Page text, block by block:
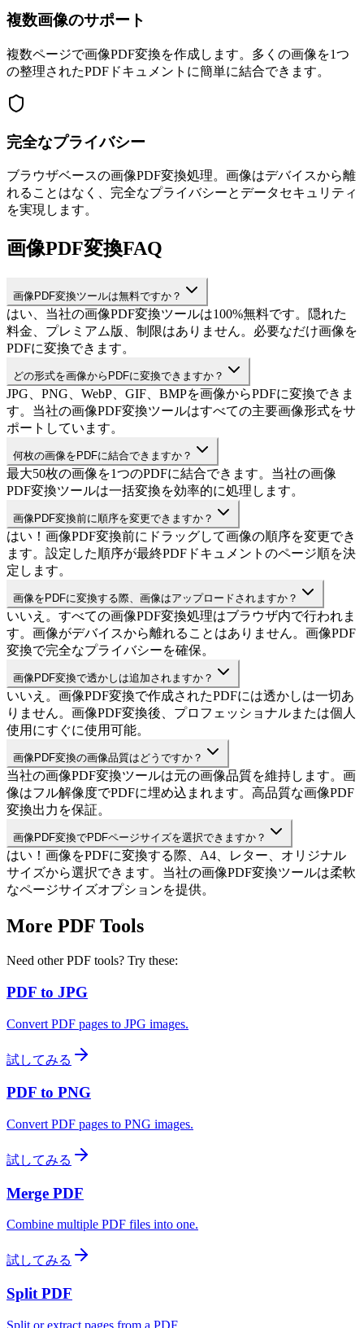
複数画像のサポート
複数ページで画像PDF変換を作成します。多くの画像を1つ
の整理されたPDFドキュメントに簡単に結合できます。
完全なプライバシー
ブラウザベースの画像PDF変換処理。画像はデバイスから離
れることはなく、完全なプライバシーとデータセキュリティ
を実現します。
画像PDF変換FAQ
画像PDF変換ツールは無料ですか？
はい、当社の画像PDF変換ツールは100%無料です。隠れた
料金、プレミアム版、制限はありません。必要なだけ画像を
PDFに変換できます。
どの形式を画像からPDFに変換できますか？
JPG、PNG、WebP、GIF、BMPを画像からPDFに変換できま
す。当社の画像PDF変換ツールはすべての主要画像形式をサ
ポートしています。
何枚の画像をPDFに結合できますか？
最大50枚の画像を1つのPDFに結合できます。当社の画像
PDF変換ツールは一括変換を効率的に処理します。
画像PDF変換前に順序を変更できますか？
はい！画像PDF変換前にドラッグして画像の順序を変更でき
ます。設定した順序が最終PDFドキュメントのページ順を決
定します。
画像をPDFに変換する際、画像はアップロードされますか？
いいえ。すべての画像PDF変換処理はブラウザ内で行われま
す。画像がデバイスから離れることはありません。画像PDF
変換で完全なプライバシーを確保。
画像PDF変換で透かしは追加されますか？
いいえ。画像PDF変換で作成されたPDFには透かしは一切あ
りません。画像PDF変換後、プロフェッショナルまたは個人
使用にすぐに使用可能。
画像PDF変換の画像品質はどうですか？
当社の画像PDF変換ツールは元の画像品質を維持します。画
像はフル解像度でPDFに埋め込まれます。高品質な画像PDF
変換出力を保証。
画像PDF変換でPDFページサイズを選択できますか？
はい！画像をPDFに変換する際、A4、レター、オリジナル
サイズから選択できます。当社の画像PDF変換ツールは柔軟
なページサイズオプションを提供。
More PDF Tools
Need other PDF tools? Try these:
PDF to JPG
Convert PDF pages to JPG images.
試してみる
PDF to PNG
Convert PDF pages to PNG images.
試してみる
Merge PDF
Combine multiple PDF files into one.
試してみる
Split PDF
Split or extract pages from a PDF.